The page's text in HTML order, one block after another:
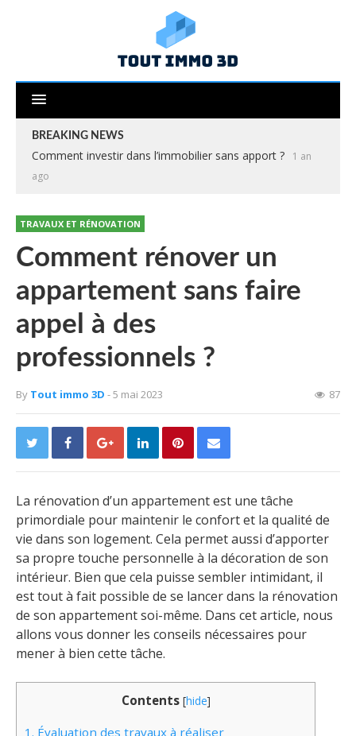
BREAKING NEWS
Comment investir dans l’immobilier sans apport ?
1 an
ago
TRAVAUX ET RÉNOVATION
Comment rénover un
appartement sans faire
appel à des
professionnels ?
By Tout immo 3D - 5 mai 2023 87
La rénovation d’un appartement est une tâche
primordiale pour maintenir le confort et la qualité de
vie dans son logement. Cela permet aussi d’apporter
sa propre touche personnelle à la décoration de son
intérieur. Bien que cela puisse sembler intimidant, il
est tout à fait possible de se lancer dans la rénovation
de son appartement soi-même. Dans cet article, nous
allons vous donner les conseils nécessaires pour
mener à bien cette tâche.
Contents [hide]
1. Évaluation des travaux à réaliser